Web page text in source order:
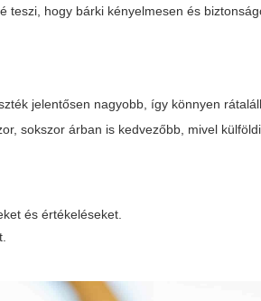
teszi, hogy bárki kényelmesen és
jelentősen nagyobb, így könnyen
sokszor árban is kedvezőbb, mivel
és értékeléseket.